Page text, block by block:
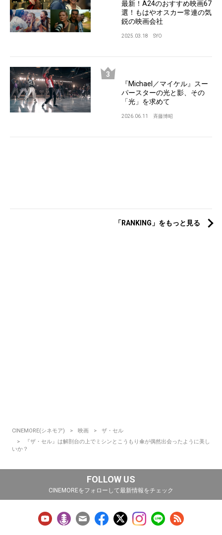
最新！A24のおすすめ映画67
選！もはやオスカー常連の気
鋭の映画会社
2025.03.18 SYO
『Michael／マイケル』スー
パースターの光と影、その
「光」を求めて
2026.06.11 斉藤博昭
「RANKING」をもっと見る
CINEMORE(シネモア) 映画
ザ・セル
『ザ・セル』は解剖台の上でミシンとこうもり傘が偶然出会ったように美し
いか？
FOLLOW US
CINEMOREをフォローして最新情報をチェック